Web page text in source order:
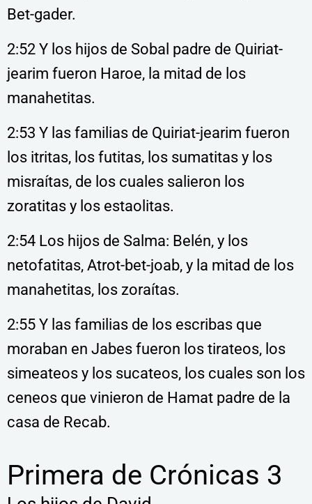
Bet-gader.
2:52 Y los hijos de Sobal padre de Quiriat-
jearim fueron Haroe, la mitad de los
manahetitas.
2:53 Y las familias de Quiriat-jearim fueron
los itritas, los futitas, los sumatitas y los
misraítas, de los cuales salieron los
zoratitas y los estaolitas.
2:54 Los hijos de Salma: Belén, y los
netofatitas, Atrot-bet-joab, y la mitad de los
manahetitas, los zoraítas.
2:55 Y las familias de los escribas que
moraban en Jabes fueron los tirateos, los
simeateos y los sucateos, los cuales son los
ceneos que vinieron de Hamat padre de la
casa de Recab.
Primera de Crónicas 3